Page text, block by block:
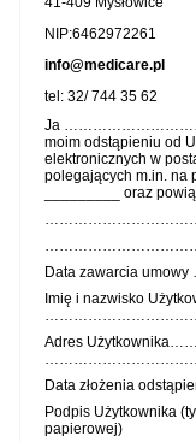
NIP:6462972261
info@medicare.pl
tel: 32/ 744 35 62
Ja
moim odstąpieniu od
elektronicznych w
polegających m.in. na
_________ oraz
Data zawarcia
Imię i nazwisko
Adres
Data złożenia
Podpis Użytkownika
papierowej)